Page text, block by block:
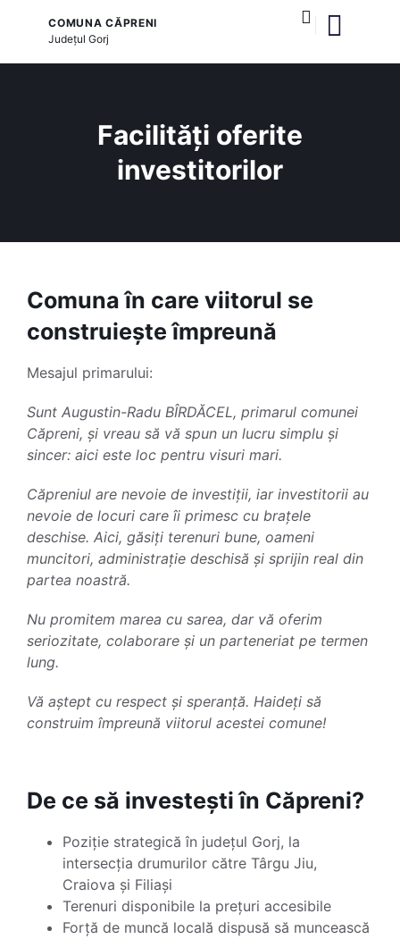
COMUNA CĂPRENI
JudețulGorj
Facilități oferite
investitorilor
Comuna în care viitorul se
construiește împreună
Mesajul primarului:
Sunt Augustin-Radu BÎRDĂCEL, primarul comunei
Căpreni, și vreau să vă spun un lucru simplu și
sincer: aici este loc pentru visuri mari.
Căpreniul are nevoie de investiții, iar investitorii au
nevoie de locuri care îi primesc cu brațele
deschise. Aici, găsiți terenuri bune, oameni
muncitori, administrație deschisă și sprijin real din
partea noastră.
Nu promitem marea cu sarea, dar vă oferim
seriozitate, colaborare și un parteneriat pe termen
lung.
Vă aștept cu respect și speranță. Haideți să
construim împreună viitorul acestei comune!
De ce să investești în Căpreni?
Poziție strategică în județul Gorj, la
intersecția drumurilor către Târgu Jiu,
Craiova și Filiași
Terenuri disponibile la prețuri accesibile
Forță de muncă locală dispusă să muncească